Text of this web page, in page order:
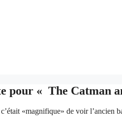
pour « The Catman
«magnifique» de voir l’ancien